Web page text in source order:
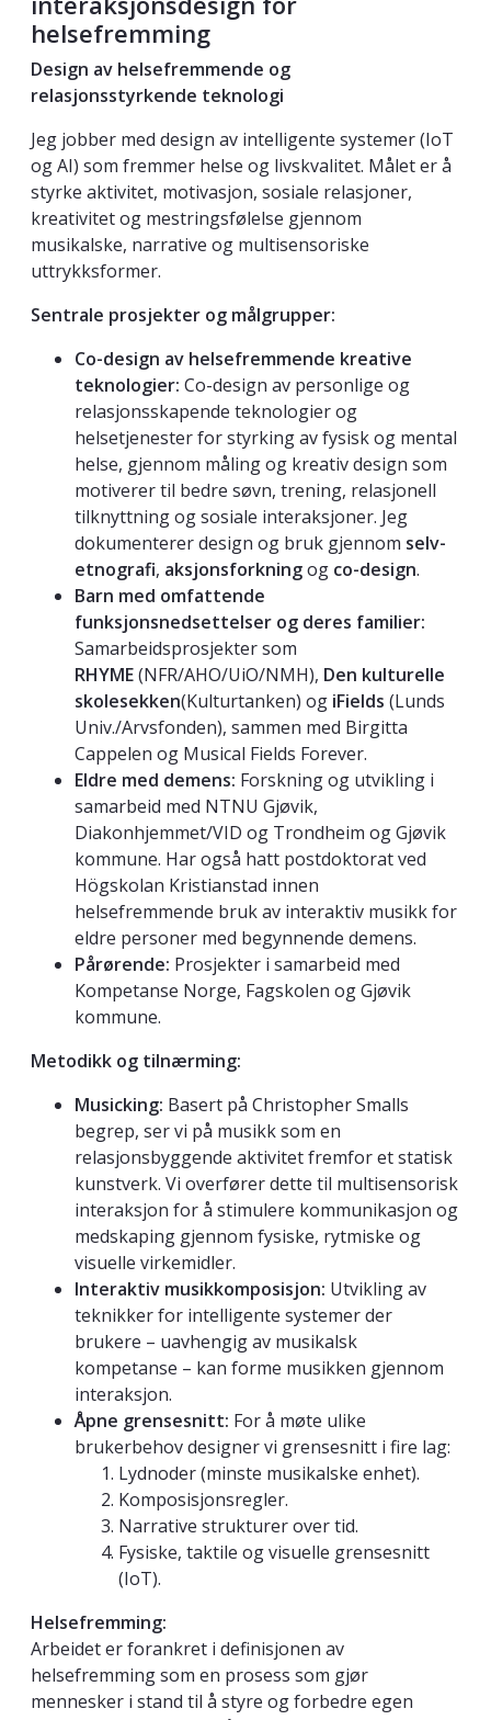
helsefremming
Design av helsefremmende og
relasjonsstyrkende teknologi
Jeg jobber med design av intelligente systemer (IoT
og AI) som fremmer helse og livskvalitet. Målet er å
styrke aktivitet, motivasjon, sosiale relasjoner,
kreativitet og mestringsfølelse gjennom
musikalske, narrative og multisensoriske
uttrykksformer.
Sentrale prosjekter og målgrupper:
Co-design av helsefremmende kreative
teknologier: Co-design av personlige og
relasjonsskapende teknologier og
helsetjenester for styrking av fysisk og mental
helse, gjennom måling og kreativ design som
motiverer til bedre søvn, trening, relasjonell
tilknyttning og sosiale interaksjoner. Jeg
dokumenterer design og bruk gjennom selv-
etnografi, aksjonsforkningog co-design.
Barn med omfattende
funksjonsnedsettelser og deres familier:
Samarbeidsprosjekter som
RHYME(NFR/AHO/UiO/NMH), Den kulturelle
skolesekken(Kulturtanken) og iFields (Lunds
Univ./Arvsfonden), sammen med Birgitta
Cappelen og Musical Fields Forever.
Eldre med demens: Forskning og utvikling i
samarbeid med NTNU Gjøvik,
Diakonhjemmet/VID og Trondheim og Gjøvik
kommune. Har også hatt postdoktorat ved
Högskolan Kristianstad innen
helsefremmende bruk av interaktiv musikk for
eldre personer med begynnende demens.
Pårørende: Prosjekter i samarbeid med
Kompetanse Norge, Fagskolen og Gjøvik
kommune.
Metodikk og tilnærming:
Musicking: Basert på Christopher Smalls
begrep, ser vi på musikk som en
relasjonsbyggende aktivitet fremfor et statisk
kunstverk. Vi overfører dette til multisensorisk
interaksjon for å stimulere kommunikasjon og
medskaping gjennom fysiske, rytmiske og
visuelle virkemidler.
Interaktiv musikkomposisjon: Utvikling av
teknikker for intelligente systemer der
brukere – uavhengig av musikalsk
kompetanse – kan forme musikken gjennom
interaksjon.
Åpne grensesnitt: For å møte ulike
brukerbehov designer vi grensesnitt i fire lag:
Lydnoder (minste musikalske enhet).
Komposisjonsregler.
Narrative strukturer over tid.
Fysiske, taktile og visuelle grensesnitt
(IoT).
Helsefremming:
Arbeidet er forankret i definisjonen av
helsefremming som en prosess som gjør
mennesker i stand til å styre og forbedre egen